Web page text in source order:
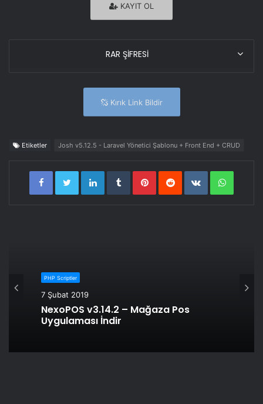
KAYIT OL
RAR ŞİFRESİ
Kırık Link Bildir
Etiketler Josh v5.12.5 - Laravel Yönetici Şablonu + Front End + CRUD
LinkedInTumblrPinterestReddit VKontakte
PHP Scriptler
7 Şubat 2019
NexoPOS v3.14.2 – Mağaza Pos
Uygulaması İndir